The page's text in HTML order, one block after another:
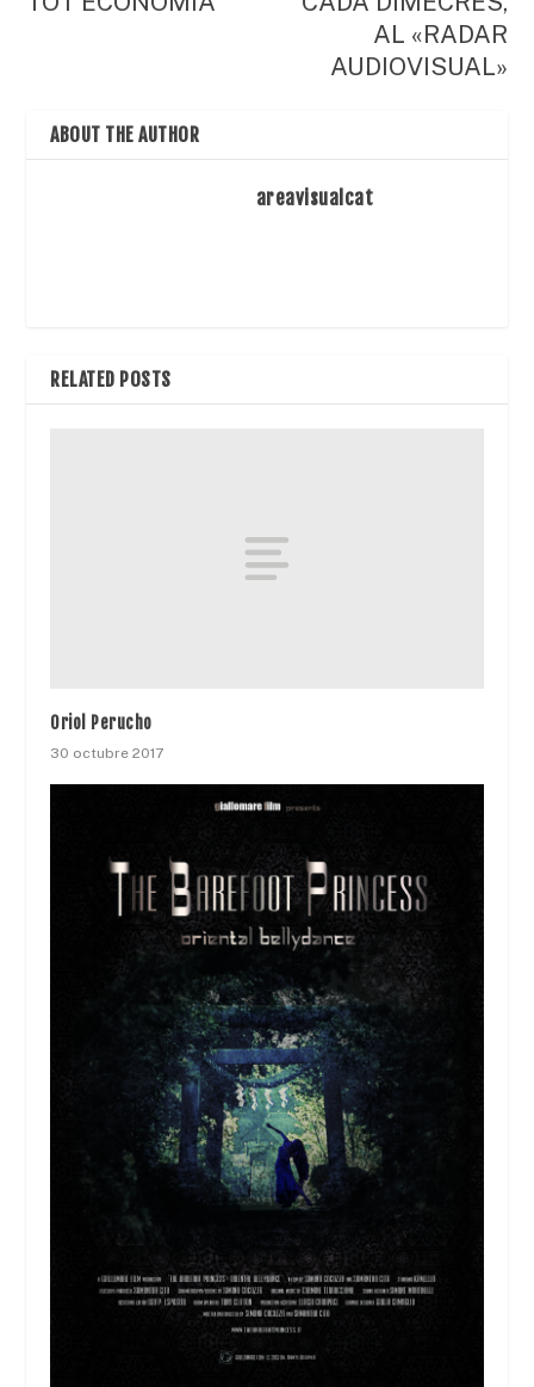
AL «RADAR
AUDIOVISUAL»
ABOUT THE AUTHOR
areavisualcat
RELATED POSTS
Oriol Perucho
30 octubre 2017